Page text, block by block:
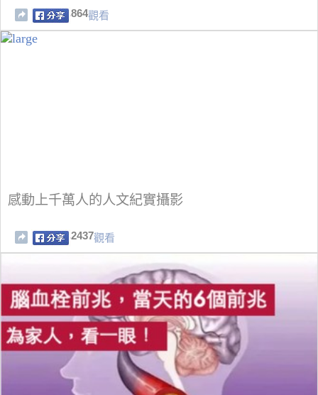
864觀看
感動上千萬人的人文紀實攝影
2437觀看